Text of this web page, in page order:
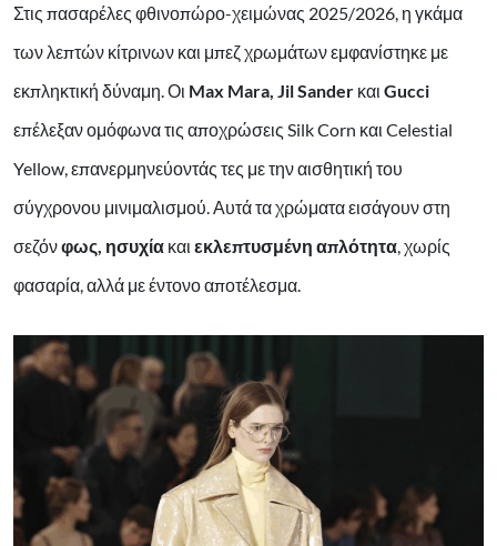
Στις πασαρέλες φθινοπώρο-χειμώνας 2025/2026, η γκάμα
των λεπτών κίτρινων και μπεζ χρωμάτων εμφανίστηκε με
εκπληκτική δύναμη. Οι Max Mara, Jil Sander και Gucci
επέλεξαν ομόφωνα τις αποχρώσεις Silk Corn και Celestial
Yellow, επανερμηνεύοντάς τες με την αισθητική του
σύγχρονου μινιμαλισμού. Αυτά τα χρώματα εισάγουν στη
σεζόνφως, ησυχία και εκλεπτυσμένη απλότητα , χωρίς
φασαρία, αλλά με έντονο αποτέλεσμα.